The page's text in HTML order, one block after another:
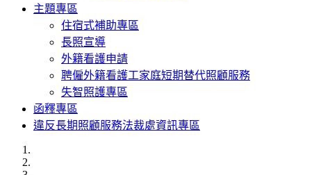
主題專區
住宿式補助專區
長照宣導
外籍看護申請
聘僱外籍看護工家庭短期替代照顧服務
失智照護專區
函釋專區
違反長期照顧服務法裁處資訊專區